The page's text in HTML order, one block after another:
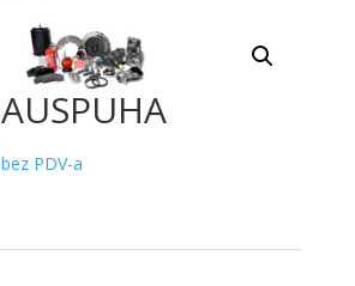
bez PDV-a